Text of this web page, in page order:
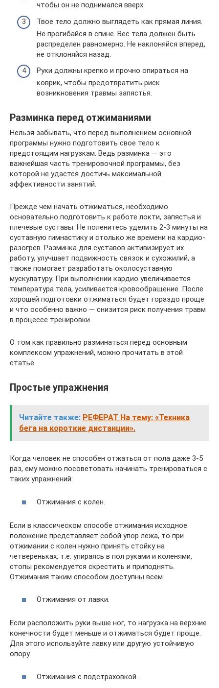
чтобы он не поднимался вверх.
Твое тело должно выглядеть как прямая линия.
Не прогибайся в спине. Вес тела должен быть
распределен равномерно. Не наклоняйся вперед,
не отклоняйся назад.
Руки должны крепко и прочно опираться на
коврик, чтобы предотвратить риск
возникновения травмы запястья.
Разминка перед отжиманиями
Нельзя забывать, что перед выполнением основной
программы нужно подготовить свое тело к
предстоящим нагрузкам. Ведь разминка — это
важнейшая часть тренировочной программы, без
которой не удастся достичь максимальной
эффективности занятий.
Прежде чем начать отжиматься, необходимо
основательно подготовить к работе локти, запястья и
плечевые суставы. Не поленитесь уделить 2-3 минуты на
суставную гимнастику и столько же времени на кардио-
разогрев. Разминка для суставов активизирует их
работу, улучшает подвижность связок и сухожилий, а
также помогает разработать околосуставную
мускулатуру. При выполнении кардио увеличивается
температура тела, усиливается кровообращение. После
хорошей подготовки отжиматься будет гораздо проще
и что особенно важно — снизится риск получения травм
в процессе тренировки.
О том как правильно разминаться перед основным
комплексом упражнений, можно прочитать в этой
статье.
Простые упражнения
Читайте также: РЕФЕРАТ На тему: «Техника
бега на короткие дистанции».
Когда человек не способен отжаться от пола даже 3-5
раз, ему можно посоветовать начинать тренироваться с
таких упражнений:
Отжимания с колен.
Если в классическом способе отжимания исходное
положение представляет собой упор лежа, то при
отжимании с колен нужно принять стойку на
четвереньках, т.е. упираясь в пол руками и коленями,
стопы рекомендуется скрестить и приподнять.
Отжимания таким способом доступны всем.
Отжимания от лавки.
Если расположить руки выше ног, то нагрузка на верхние
конечности будет меньше и отжиматься будет проще.
Для этого используйте лавку или другую устойчивую
опору.
Отжимания с подстраховкой.